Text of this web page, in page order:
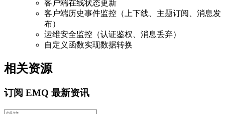
客户端在线状态更新
客户端历史事件监控（上下线、主题订阅、消息发
布）
运维安全监控（认证鉴权、消息丢弃）
自定义函数实现数据转换
相关资源
订阅 EMQ 最新资讯